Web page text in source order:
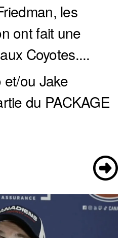
les
ont fait une
Coyotes....
et/ou Jake
du PACKAGE